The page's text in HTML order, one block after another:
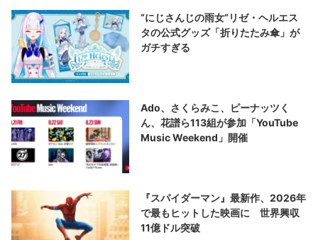
“にじさんじの雨女”リゼ・ヘルエス
タの公式グッズ「折りたたみ傘」が
ガチすぎる
Ado、さくらみこ、ピーナッツく
ん、花譜ら113組が参加「YouTube
Music Weekend」開催
『スパイダーマン』最新作、2026年
で最もヒットした映画に 世界興収
11億ドル突破